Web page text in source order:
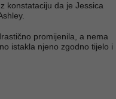
konstataciju da je Jessica
promijenila, a nema
istakla njeno zgodno tijelo i